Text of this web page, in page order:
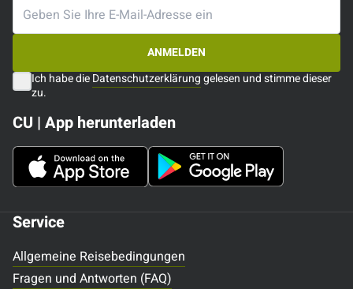
Service
Allgemeine Reisebedingungen
Fragen und Antworten (FAQ)
ANMELDEN
Ich habe dieDatenschutzerklärunggelesen und stimme dieser
zu.
CU | App herunterladen